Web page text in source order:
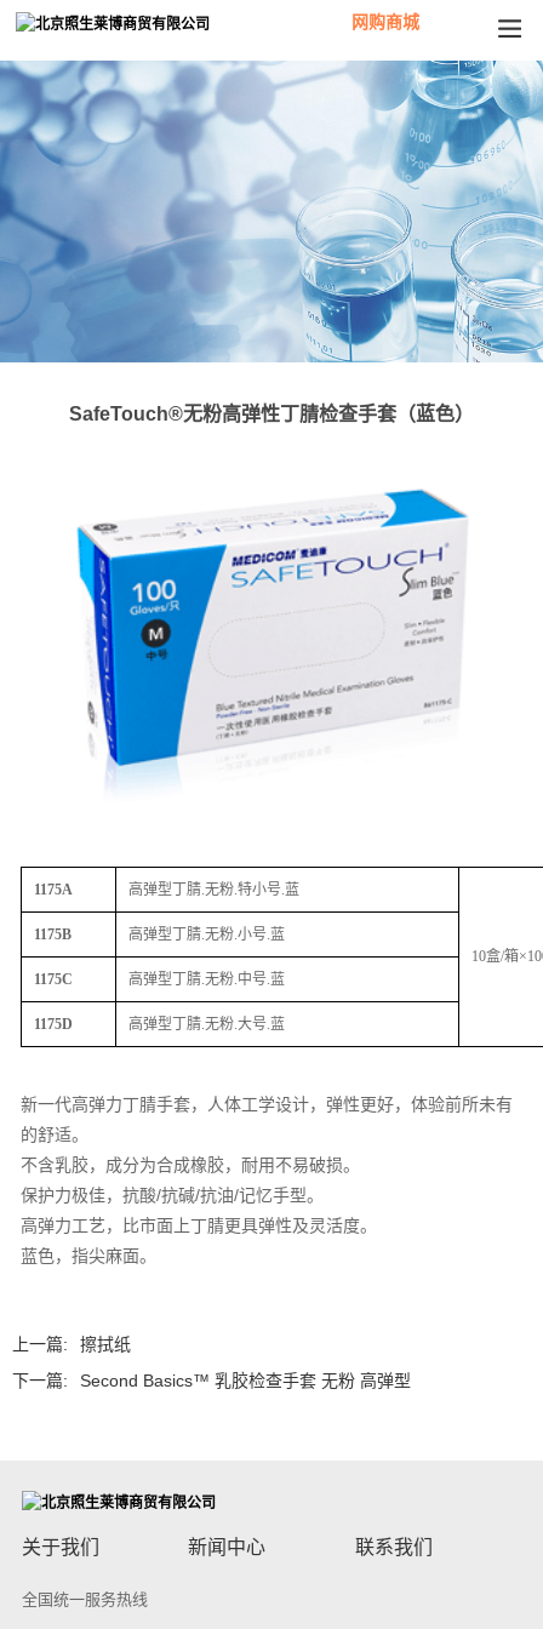
网购商城
SafeTouch®无粉高弹性丁腈检查手套（蓝色）
1175A 高弹型丁腈.无粉.特小号.蓝
10盒/箱
1175B 高弹型丁腈.无粉.小号.蓝
1175C 高弹型丁腈.无粉.中号.蓝
1175D 高弹型丁腈.无粉.大号.蓝
新一代高弹力丁腈手套，人体工学设计，弹性更好，体验前所未有
的舒适。
不含乳胶，成分为合成橡胶，耐用不易破损。
保护力极佳，抗酸/抗碱/抗油/记忆手型。
高弹力工艺，比市面上丁腈更具弹性及灵活度。
蓝色，指尖麻面。
上一篇:
擦拭纸
下一篇:
Second Basics™ 乳胶检查手套 无粉 高弹型
关于我们 新闻中心 联系我们
全国统一服务热线